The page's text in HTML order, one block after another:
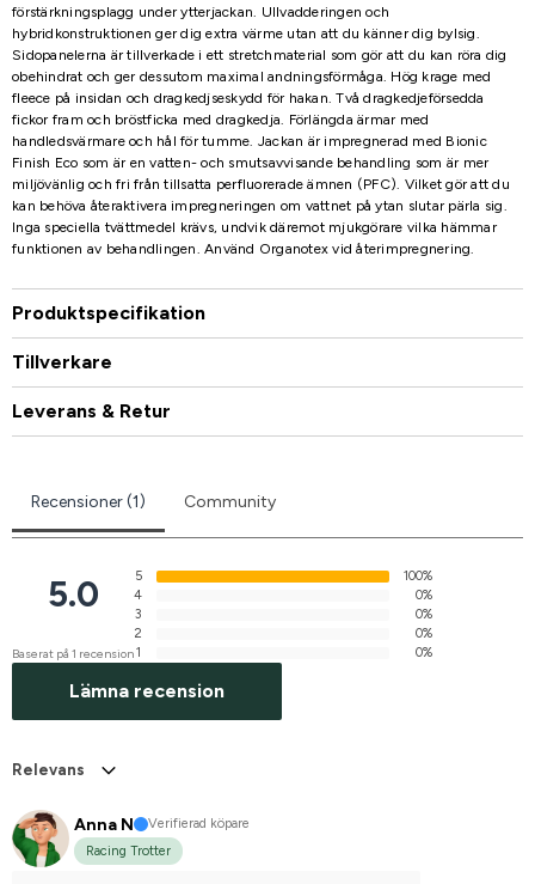
förstärkningsplagg under ytterjackan. Ullvadderingen och
hybridkonstruktionen ger dig extra värme utan att du känner dig bylsig.
Sidopanelerna är tillverkade i ett stretchmaterial som gör att du kan röra dig
obehindrat och ger dessutom maximal andningsförmåga. Hög krage med
fleece på insidan och dragkedjseskydd för hakan. Två dragkedjeförsedda
fickor fram och bröstficka med dragkedja. Förlängda ärmar med
handledsvärmare och hål för tumme. Jackan är impregnerad med Bionic
Finish Eco som är en vatten- och smutsavvisande behandling som är mer
miljövänlig och fri från tillsatta perfluorerade ämnen (PFC). Vilket gör att du
kan behöva återaktivera impregneringen om vattnet på ytan slutar pärla sig.
Inga speciella tvättmedel krävs, undvik däremot mjukgörare vilka hämmar
funktionen av behandlingen. Använd Organotex vid återimpregnering.
Produktspecifikation
Tillverkare
Leverans & Retur
Recensioner (1) Community
5.0
Baserat på 1 recension
5
100%
4
0%
3
0%
2
0%
1
0%
Lämna recension
Relevans
Anna N
Verifierad köpare
Racing Trotter